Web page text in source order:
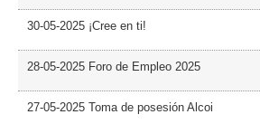
30-05-2025 ¡Cree en ti!
28-05-2025 Foro de Empleo 2025
27-05-2025 Toma de posesión Alcoi